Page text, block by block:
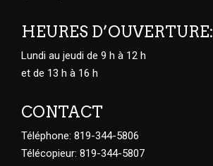
HEURES D’OUVERTURE:
Lundi au jeudi de 9 h à 12 h
et de 13 h à 16 h
CONTACT
Téléphone: 819-344-5806
Télécopieur: 819-344-5807